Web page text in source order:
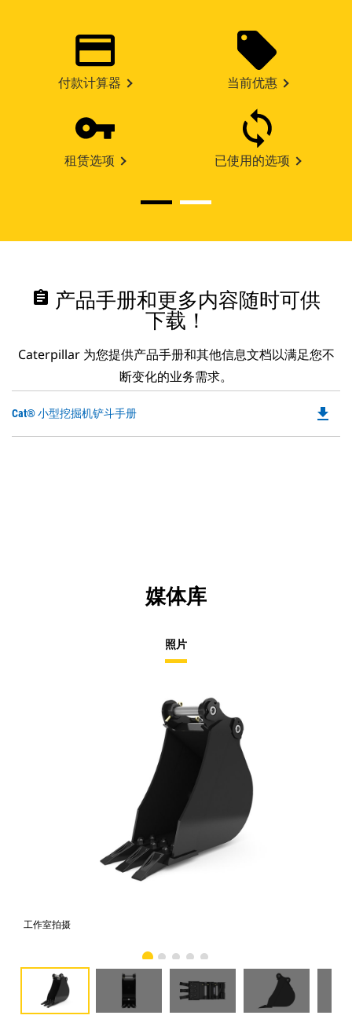
付款计算器 当前优惠
租赁选项 已使用的选项
assignment 产品手册和更多内容随时可供
下载！
Caterpillar 为您提供产品手册和其他信息文档以满足您不
断变化的业务需求。
Cat® 小型挖掘机铲斗手册 file_download
媒体库
照片
工作室拍摄